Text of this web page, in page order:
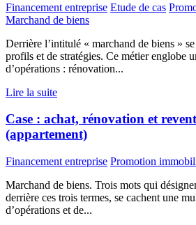
Financement entreprise Etude de cas
Marchand de biens
Derrière l’intitulé « marchand de biens »
profils et de stratégies. Ce métier englobe
d’opérations : rénovation...
Lire la suite
Case : achat, rénovation et
(appartement)
Financement entreprise Promotion
Marchand de biens. Trois mots qui
derrière ces trois termes, se cachent une
d’opérations et de...